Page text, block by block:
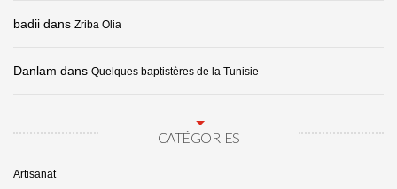
badii dans Zriba Olia
Danlam dans Quelques baptistères de la Tunisie
CATÉGORIES
Artisanat